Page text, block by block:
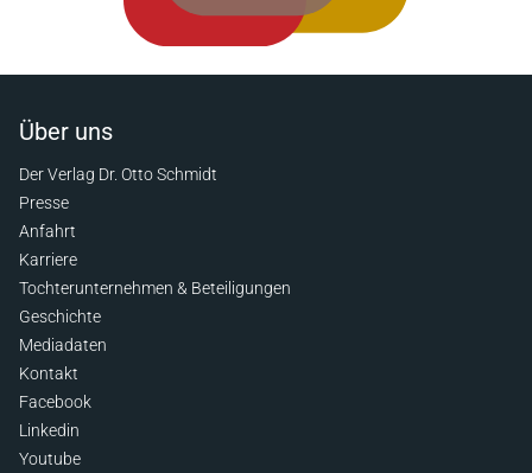
Über uns
Der Verlag Dr. Otto Schmidt
Presse
Anfahrt
Karriere
Tochterunternehmen & Beteiligungen
Geschichte
Mediadaten
Kontakt
Facebook
Linkedin
Youtube